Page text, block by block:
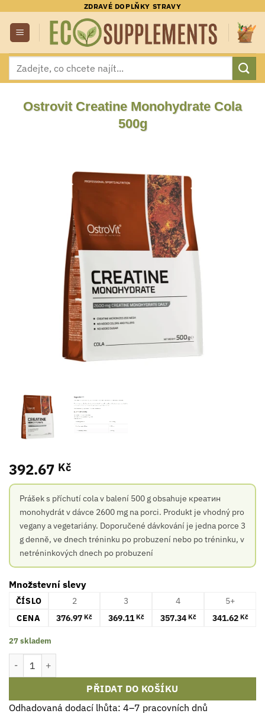
obsah
ZDRAVÉ DOPLŇKY STRAVY
Hledat:
Ostrovit Creatine Monohydrate Cola
500g
392.67 Kč
Prášek s příchutí cola v balení 500 g obsahuje креатин
monohydrát v dávce 2600 mg na porci. Produkt je vhodný pro
vegany a vegetariány. Doporučené dávkování je jedna porce 3
g denně, ve dnech tréninku po probuzení nebo po tréninku, v
netréninkových dnech po probuzení
Množstevní slevy
ČÍSLO 2 3 4
5+
CENA
376.97 Kč 369.11 Kč 357.34 Kč 341.62 Kč
27 skladem
PŘIDAT DO KOŠÍKU
Odhadovaná dodací lhůta: 4–7 pracovních dnů